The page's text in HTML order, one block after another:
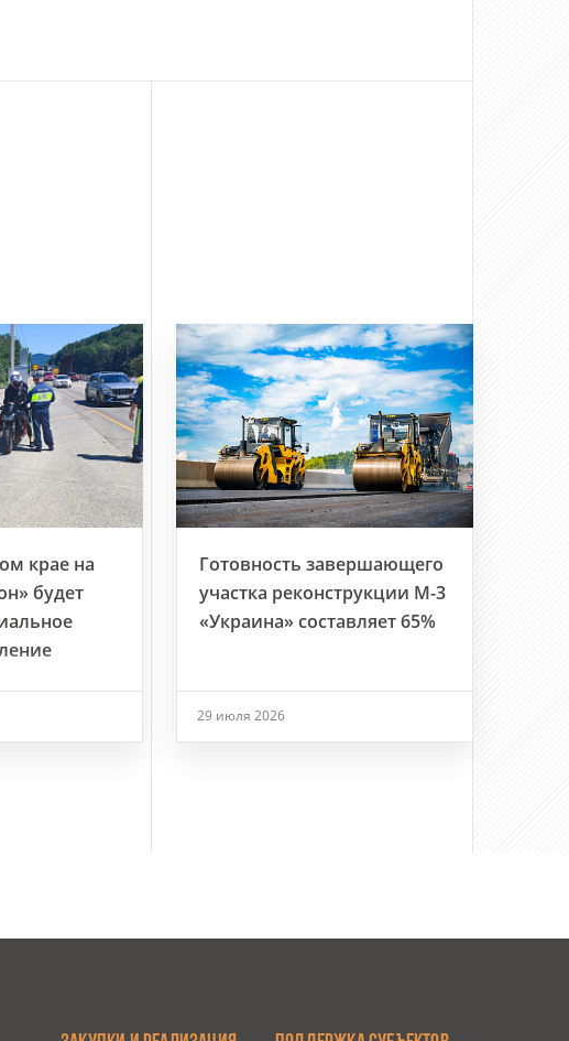
крае на
будет
Готовность завершающего
участка реконструкции М-3
«Украина» составляет 65%
29 июля 2026